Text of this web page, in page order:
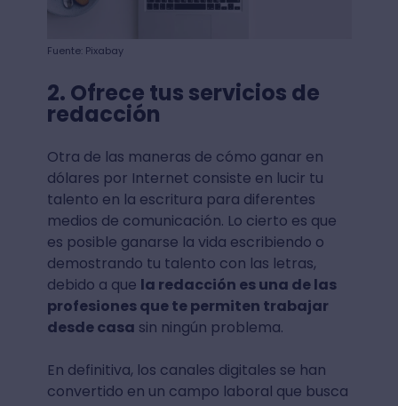
Fuente: Pixabay
2. Ofrece tus servicios de
redacción
Otra de las maneras de cómo ganar en
dólares por Internet consiste en lucir tu
talento en la escritura para diferentes
medios de comunicación. Lo cierto es que
es posible ganarse la vida escribiendo o
demostrando tu talento con las letras,
debido a que la redacción es una de las
profesiones que te permiten trabajar
desde casa sin ningún problema.
En definitiva, los canales digitales se han
convertido en un campo laboral que busca